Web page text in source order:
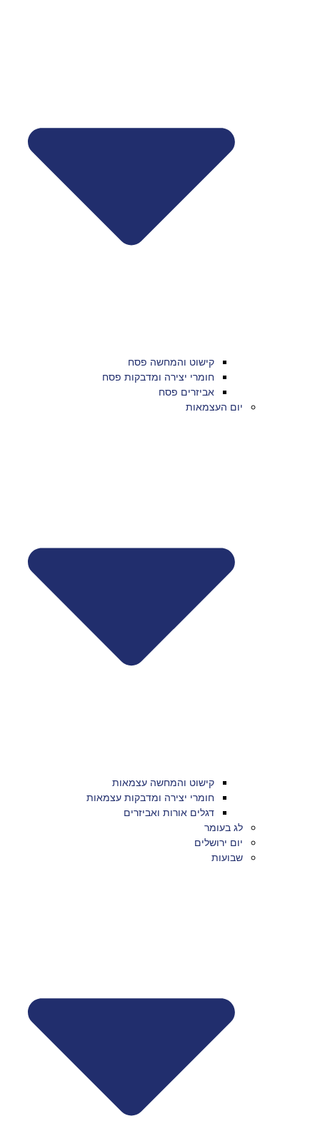
קישוט והמחשה פסח
חומרי יצירה ומדבקות פסח
אביזרים פסח
יום העצמאות
קישוט והמחשה עצמאות
חומרי יצירה ומדבקות עצמאות
דגלים אורות ואביזרים
לג בעומר
יום ירושלים
שבועות